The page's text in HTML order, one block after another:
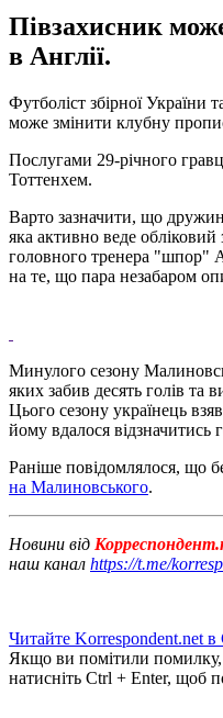
Півзахисник
в Англії.
Футболіст збірної
може змінити клубну
Послугами 29-річного
Тоттенхем.
Варто зазначити, що
яка активно веде
головного тренера "шпор"
на те, що пара незабаром
Минулого сезону
яких забив десять голів та
Цього сезону українець
йому вдалося відзначитись
Раніше повідомлялося, що
на Малиновського.
Новини від
наш канал https://t.me/
Читайте Korrespondent.net
Якщо ви помітили помилку,
натисніть Ctrl + Enter, щоб